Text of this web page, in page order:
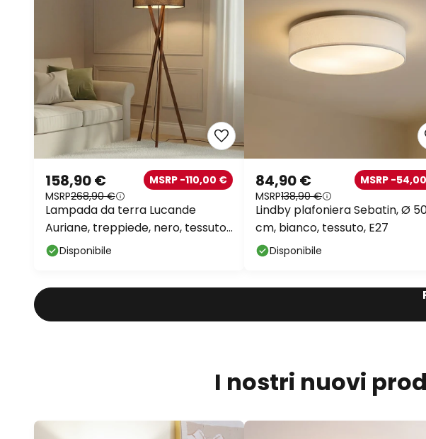
158,90 €
MSRP268,90 €
MSRP -110,00 €
Lampada da terra Lucande
Auriane, treppiede, nero, tessuto,
160 cm
Disponibile
84,90 €
MSRP138,90 €
MSRP -
Lindby plafoniera Sebatin, Ø
cm, bianco, tessuto, E27
Disponibile
I nostri nuovi